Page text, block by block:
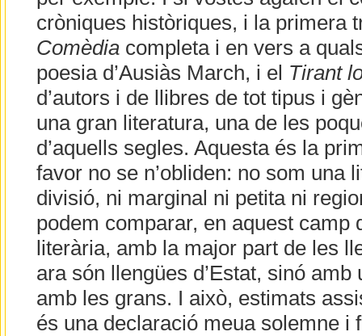
cròniques històriques, i la primera
Comèdiacompleta i en vers a
poesia d’Ausiàs March, i el Tirant
d’autors i de llibres de tot tipus i
una gran literatura, una de les
d’aquells segles. Aquesta és la
favor no se n’obliden: no som una
divisió, ni marginal ni petita ni
podem comparar, en aquest camp
literària, amb la major part de les
ara són llengües d’Estat, sinó
amb les grans. I això, estimats
és una declaració meua solemne i